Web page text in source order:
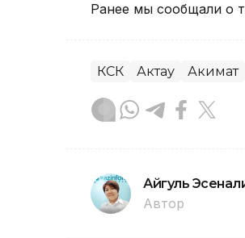
Ранее мы сообщали о
КСК Актау Акимат
Айгуль
Автор